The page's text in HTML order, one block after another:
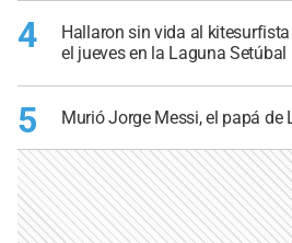
4
Hallaron sin vida al
el jueves en la Laguna Setúbal
5 Murió Jorge Messi, el papá de